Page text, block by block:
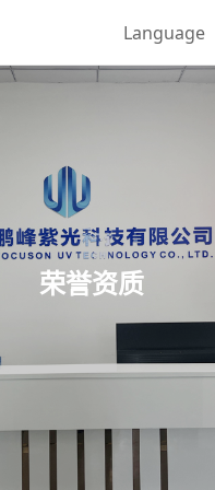
Language
荣誉资质